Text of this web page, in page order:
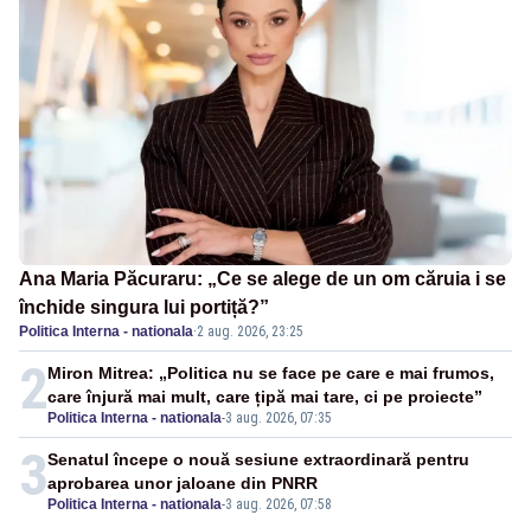
Ana Maria Păcuraru: „Ce se alege de un om căruia i se
închide singura lui portiță?”
Politica Interna - nationala·2 aug. 2026, 23:25
2 Politica Interna - nationala-3 aug. 2026, 07:35
Miron Mitrea: „Politica nu se face pe care e mai frumos,
care înjură mai mult, care țipă mai tare, ci pe proiecte”
3 Politica Interna - nationala-3 aug. 2026, 07:58
Senatul începe o nouă sesiune extraordinară pentru
aprobarea unor jaloane din PNRR